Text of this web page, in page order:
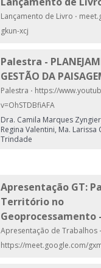
Lançamento de Livro ·
gkun-xcj
Palestra -
GESTÃO DA
Palestra · https://
v=OhSTDBfiAFA
Dra. Camila Marques
Regina Valentini, Ma. Larissa
Trindade
Apresentação GT:
Território no
Geoprocessamento
Apresentação de Trabalhos ·
https://meet.google.com/